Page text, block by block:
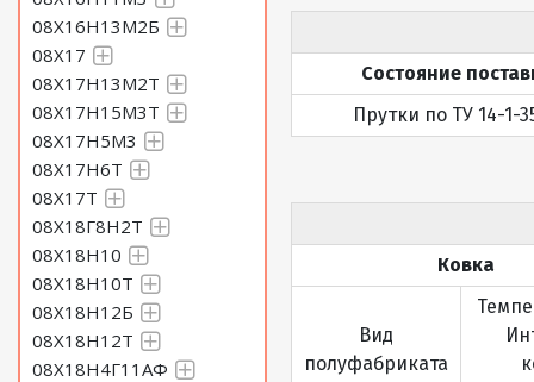
08Х16Н13М2Б
08Х17
08Х17Н13М2Т
08Х17Н15М3Т
08Х17Н5М3
08Х17Н6Т
08Х17Т
08Х18Г8Н2Т
08Х18Н10
08Х18Н10Т
08Х18Н12Б
08Х18Н12Т
08Х18Н4Г11АФ
Состояние
Прутки по ТУ 14-1-
Ковка
Вид
полуфабриката